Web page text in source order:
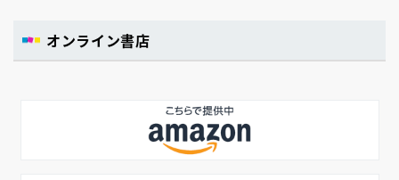
オンライン書店